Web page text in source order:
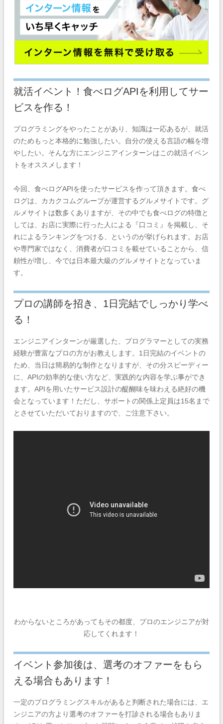
就活イベント！食べログAPIを利用してサー
ビスを作る！
プログラミングをやったことがあり、知識は一応あるが、就活
のためもっと本格的に勉強したい。自分の使える言語の幅を増
やしたい。そんな方にエンジニアインターンはこの就活イベン
トをオススメします！
今回、食べログAPIを使ったサービスを作って頂きます。食べ
ログは、カカクコムグループが運営するグルメサイトです。グ
ルメサイトは数多くありますが、その中でも食べログの特徴と
しては、お店に実際に行った人による『口コミ』を掲載し、そ
れによるランキングをつける、というのが挙げられます。お店
や専門家ではなく、消費者が口コミを載せていることから、信
頼性が増し、今では日本最大級のグルメサイトとなっていま
す。
プロの講師を招き、1日完結でしっかり学べ
る！
エンジニアインターンが厳選した、プログラマーとしての実務
経験が豊富なプロの方がお教えします。1日完結のイベントの
ため、当日は簡易的な制作となりますが、その分スピーディー
に、APIの効率的な使い方など、実践的な内容を学ぶ事ができ
ます。APIを用いたサービス設計の醍醐味を味わえる絶好の機
会となっています！ただし、サポートの関係上定員は15名まで
とさせていただいておりますので、ご注意下さい。
わからないところがあってもその都度、プロのエンジニアが対
応してくれます！
イベント参加後は、選考のオファーをもら
える場合もあります！
一定のプログラミングスキルがあると判断された場合には、エ
ンジニアの方より選考のオファーを打診される場合もありま